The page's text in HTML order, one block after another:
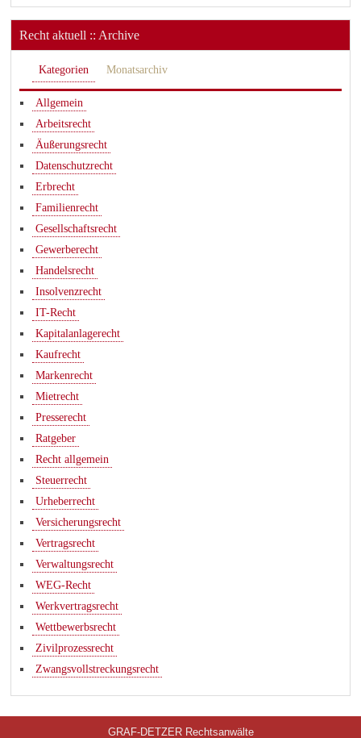
Recht aktuell :: Archive
Kategorien Monatsarchiv
Allgemein
Arbeitsrecht
Äußerungsrecht
Datenschutzrecht
Erbrecht
Familienrecht
Gesellschaftsrecht
Gewerberecht
Handelsrecht
Insolvenzrecht
IT-Recht
Kapitalanlagerecht
Kaufrecht
Markenrecht
Mietrecht
Presserecht
Ratgeber
Recht allgemein
Steuerrecht
Urheberrecht
Versicherungsrecht
Vertragsrecht
Verwaltungsrecht
WEG-Recht
Werkvertragsrecht
Wettbewerbsrecht
Zivilprozessrecht
Zwangsvollstreckungsrecht
GRAF-DETZER Rechtsanwälte